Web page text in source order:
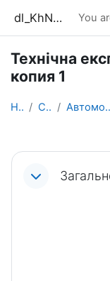
dl_KhNADU You
Технічна
копия 1
Home Courses
Section outline